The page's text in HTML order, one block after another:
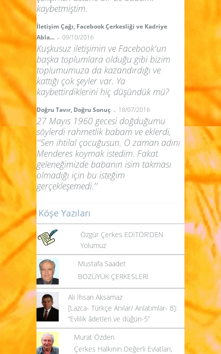
kaybetmiştim.
İletişim Çağı, Facebook Çerkesliği ve Kadriye
Abla... - 09/10/2016
Kuşkusuz iletişimin ve Facebook'un
başka toplumlara olduğu gibi bizim
toplumumuza da kazandırdığı ve
kattığı çok şeyler var. Ya
kaybettirdiklerini hiç düşündük mü?
Doğru Tavır, Doğru Sonuç - 18/07/2016
27 Mayıs 1960 gecesi doğduğumu
söylerdi rahmetlik babam ve eklerdi,
''Sen ihtilal çocuğusun. O zaman adını
Menderes koymak istedim. Fakat
geleneğimizde babanın isim takması
olmadığı için bu isteğim
gerçekleşemedi.''
Köşe Yazıları
Özgür Çerkes EDİTÖR'DEN
Yolumuz
Mustafa Saadet
BOZÜYÜK ÇERKESLERİ
Ali İhsan Aksamaz
[Lazca- Türkçe Anılar/ Anlatımlar- 8]:
“Evlilik âdetleri ve düğün-5”
Murat Özden
Çerkes Halkının Değerli Evlatları,